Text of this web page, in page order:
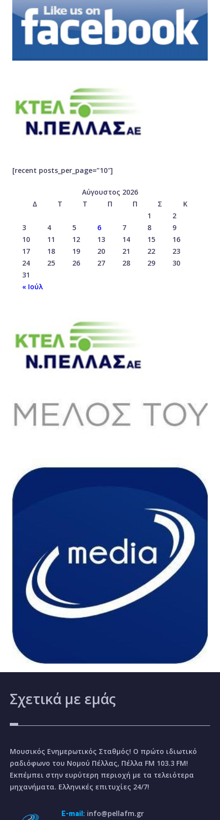
[recent posts_per_page=”10″]
Αύγουστος 2026
Δ
Τ Τ Π Π Σ
Κ
1
2
3
4 5 6 7 8
9
10
11 12 13 14 15
16
17
18 19 20 21 22
23
24
25 26 27 28 29
30
31
« Ιούλ
Σχετικά με εμάς
Μουσικός Ενημερωτικός Σταθμός! Ο πρώτο ιδιωτικό
ραδιόφωνο του Νομού Πέλλας, Πέλλα FM 103.3 FM!
Εκπέμπει στην ευρύτερη περιοχή με τα τελειότερα
μηχανήματα. Ελληνικές επιτυχίες 24/7!
E-mail: info@pellafm.gr